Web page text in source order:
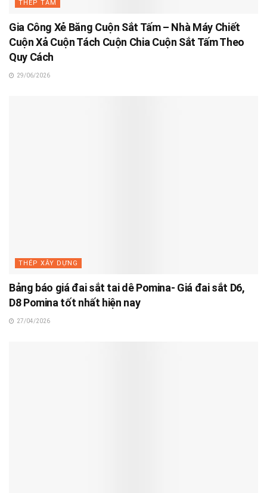
THÉP TẤM
Gia Công Xẻ Băng Cuộn Sắt Tấm – Nhà Máy Chiết
Cuộn Xả Cuộn Tách Cuộn Chia Cuộn Sắt Tấm Theo
Quy Cách
29/06/2026
THÉP XÂY DỰNG
Bảng báo giá đai sắt tai dê Pomina- Giá đai sắt D6,
D8 Pomina tốt nhất hiện nay
27/04/2026